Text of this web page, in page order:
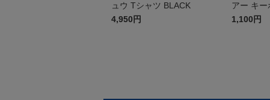
ュウ Tシャツ BLACK
4,950円
アー キー
1,100円